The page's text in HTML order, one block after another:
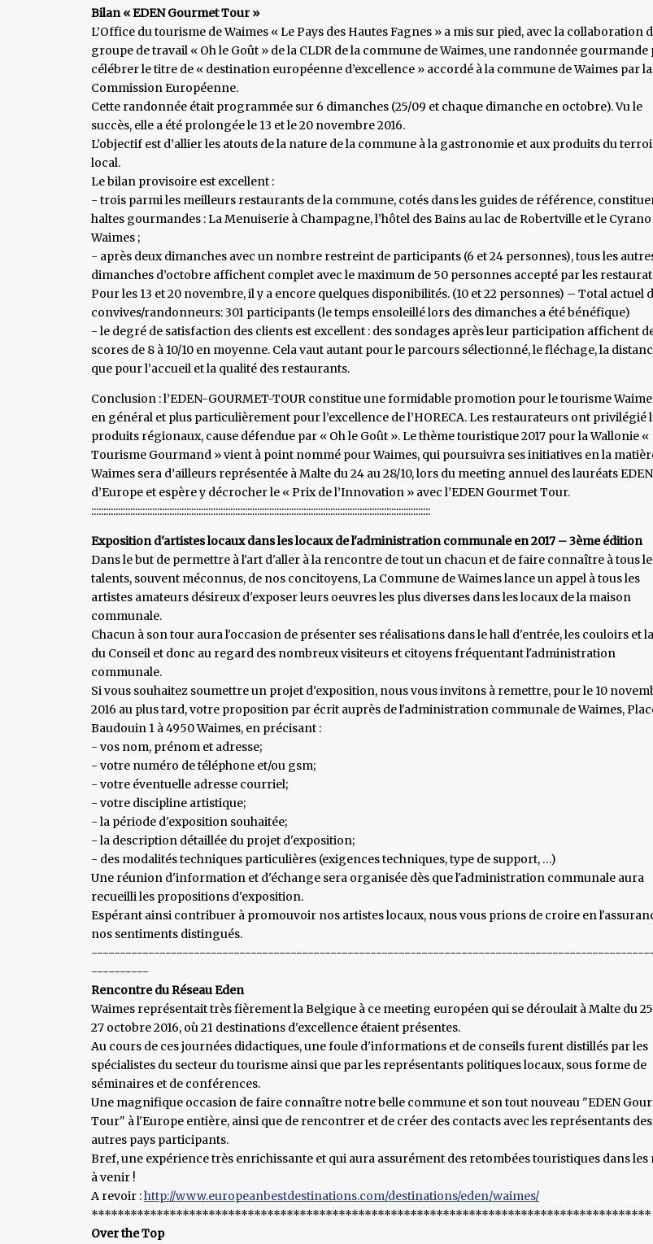
Bilan « EDEN Gourmet Tour »
L’Office du tourisme de Waimes « Le Pays des Hautes Fagnes » a mis sur pied, avec la collaboration
groupe de travail « Oh le Goût » de la CLDR de la commune de Waimes, une randonnée gourmande
célébrer le titre de « destination européenne d’excellence » accordé à la commune de Waimes par la
Commission Européenne.
Cette randonnée était programmée sur 6 dimanches (25/09 et chaque dimanche en octobre). Vu le
succès, elle a été prolongée le 13 et le 20 novembre 2016.
L’objectif est d’allier les atouts de la nature de la commune à la gastronomie et aux produits du
local.
Le bilan provisoire est excellent :
- trois parmi les meilleurs restaurants de la commune, cotés dans les guides de référence,
haltes gourmandes : La Menuiserie à Champagne, l’hôtel des Bains au lac de Robertville et le Cyrano
Waimes ;
- après deux dimanches avec un nombre restreint de participants (6 et 24 personnes), tous les
dimanches d’octobre affichent complet avec le maximum de 50 personnes accepté par les
Pour les 13 et 20 novembre, il y a encore quelques disponibilités. (10 et 22 personnes) – Total actuel
convives/randonneurs: 301 participants (le temps ensoleillé lors des dimanches a été bénéfique)
- le degré de satisfaction des clients est excellent : des sondages après leur participation affichent
scores de 8 à 10/10 en moyenne. Cela vaut autant pour le parcours sélectionné, le fléchage, la
que pour l’accueil et la qualité des restaurants.
Conclusion : l’EDEN-GOURMET-TOUR constitue une formidable promotion pour le tourisme
en général et plus particulièrement pour l’excellence de l’HORECA. Les restaurateurs ont privilégié
produits régionaux, cause défendue par « Oh le Goût ». Le thème touristique 2017 pour la Wallonie «
Tourisme Gourmand » vient à point nommé pour Waimes, qui poursuivra ses initiatives en la
Waimes sera d’ailleurs représentée à Malte du 24 au 28/10, lors du meeting annuel des lauréats EDEN
d’Europe et espère y décrocher le « Prix de l’Innovation » avec l’EDEN Gourmet Tour.
:::::::::::::::::::::::::::::::::::::::::::::::::::::::::::::::::::::::::::::::::::::::::::::::::::::::::::::::::::::::::::::::::::::::::::
Exposition d'artistes locaux dans les locaux de l'administration communale en 2017 – 3ème édition
Dans le but de permettre à l'art d'aller à la rencontre de tout un chacun et de faire connaître à tous
talents, souvent méconnus, de nos concitoyens, La Commune de Waimes lance un appel à tous les
artistes amateurs désireux d'exposer leurs oeuvres les plus diverses dans les locaux de la maison
communale.
Chacun à son tour aura l'occasion de présenter ses réalisations dans le hall d'entrée, les couloirs et
du Conseil et donc au regard des nombreux visiteurs et citoyens fréquentant l'administration
communale.
Si vous souhaitez soumettre un projet d'exposition, nous vous invitons à remettre, pour le 10
2016 au plus tard, votre proposition par écrit auprès de l'administration communale de Waimes,
Baudouin 1 à 4950 Waimes, en précisant :
- vos nom, prénom et adresse;
- votre numéro de téléphone et/ou gsm;
- votre éventuelle adresse courriel;
- votre discipline artistique;
- la période d'exposition souhaitée;
- la description détaillée du projet d'exposition;
- des modalités techniques particulières (exigences techniques, type de support, …)
Une réunion d'information et d'échange sera organisée dès que l'administration communale aura
recueilli les propositions d'exposition.
Espérant ainsi contribuer à promouvoir nos artistes locaux, nous vous prions de croire en
nos sentiments distingués.
----------
Rencontre du Réseau Eden
Waimes représentait très fièrement la Belgique à ce meeting européen qui se déroulait à Malte du
27 octobre 2016, où 21 destinations d'excellence étaient présentes.
Au cours de ces journées didactiques, une foule d'informations et de conseils furent distillés par les
spécialistes du secteur du tourisme ainsi que par les représentants politiques locaux, sous forme de
séminaires et de conférences.
Une magnifique occasion de faire connaître notre belle commune et son tout nouveau "EDEN
Tour" à l'Europe entière, ainsi que de rencontrer et de créer des contacts avec les représentants des
autres pays participants.
Bref, une expérience très enrichissante et qui aura assurément des retombées touristiques dans les
à venir !
A revoir :http://www.europeanbestdestinations.com/destinations/eden/waimes/
**************************************************************************************
Over the Top